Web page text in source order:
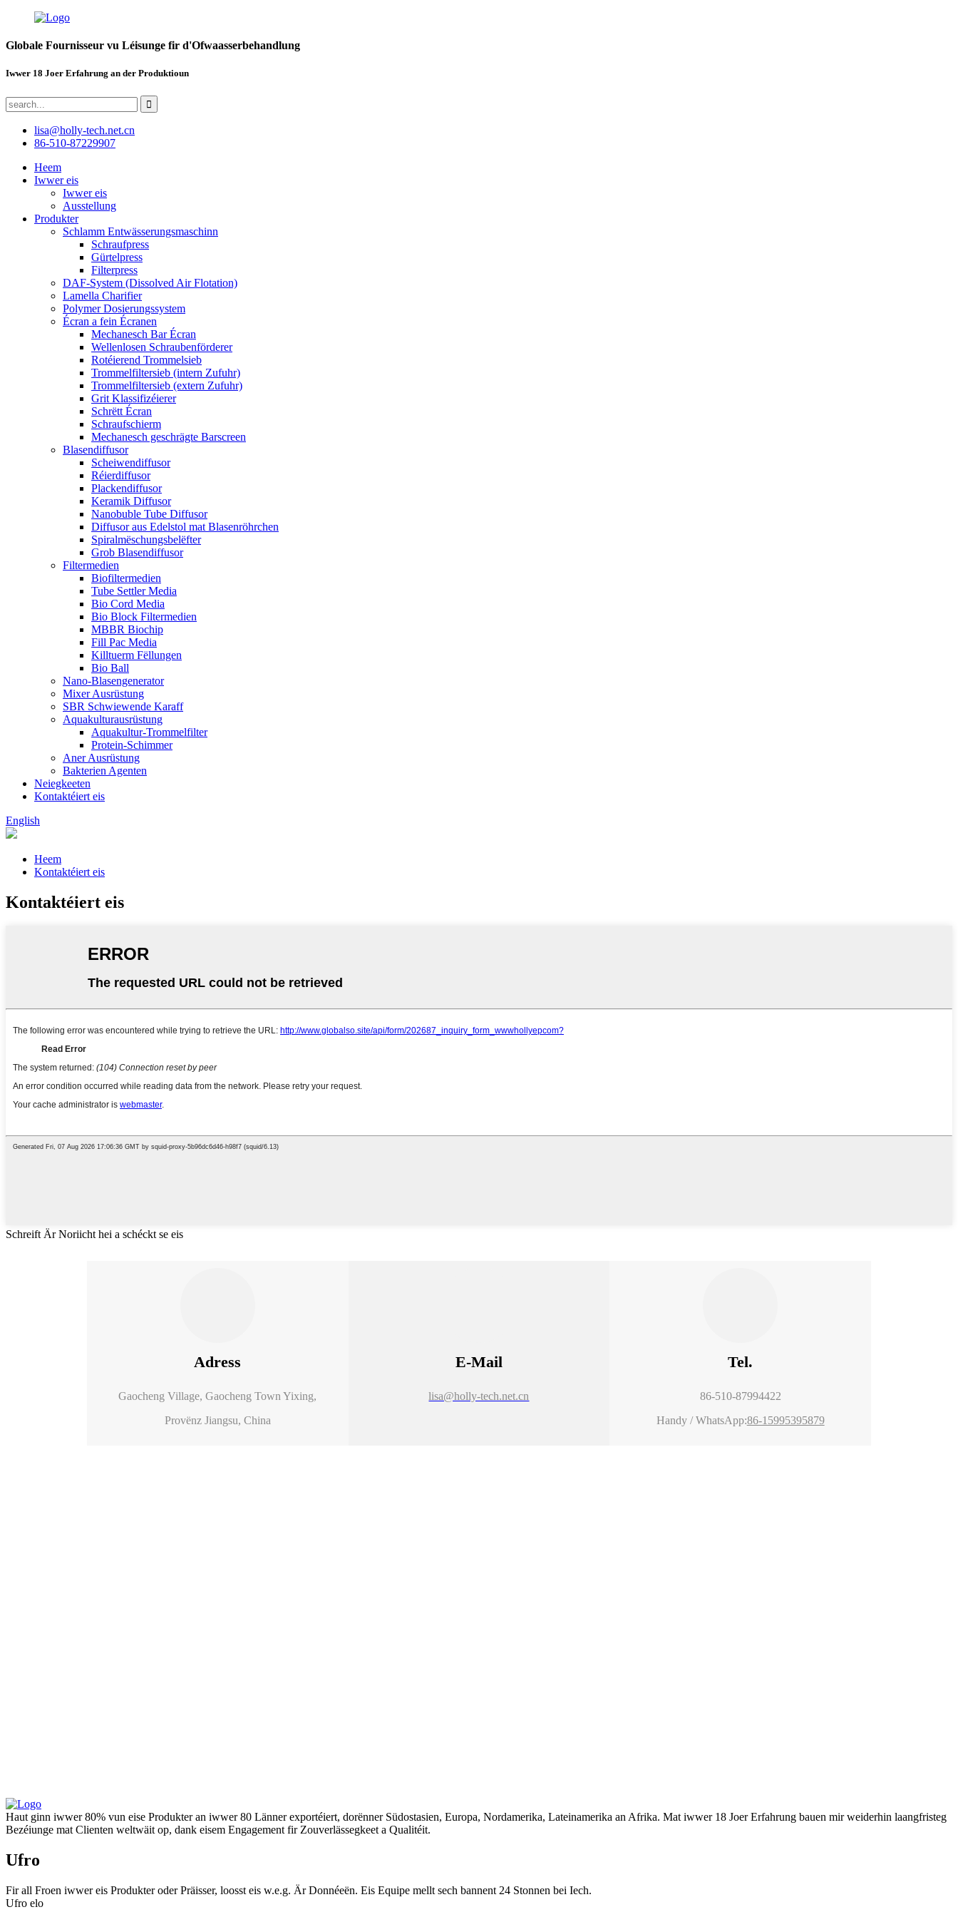
Globale Fournisseur vu Léisunge fir d'Ofwaasserbehandlung
Iwwer 18 Joer Erfahrung an der Produktioun
lisa@holly-tech.net.cn
86-510-87229907
Heem
Iwwer eis
Iwwer eis
Ausstellung
Produkter
Schlamm Entwässerungsmaschinn
Schraufpress
Gürtelpress
Filterpress
DAF-System (Dissolved Air Flotation)
Lamella Charifier
Polymer Dosierungssystem
Écran a fein Écranen
Mechanesch Bar Écran
Wellenlosen Schraubenförderer
Rotéierend Trommelsieb
Trommelfiltersieb (intern Zufuhr)
Trommelfiltersieb (extern Zufuhr)
Grit Klassifizéierer
Schrëtt Écran
Schraufschierm
Mechanesch geschrägte Barscreen
Blasendiffusor
Scheiwendiffusor
Réierdiffusor
Plackendiffusor
Keramik Diffusor
Nanobuble Tube Diffusor
Diffusor aus Edelstol mat Blasenröhrchen
Spiralmëschungsbelëfter
Grob Blasendiffusor
Filtermedien
Biofiltermedien
Tube Settler Media
Bio Cord Media
Bio Block Filtermedien
MBBR Biochip
Fill Pac Media
Killtuerm Fëllungen
Bio Ball
Nano-Blasengenerator
Mixer Ausrüstung
SBR Schwiewende Karaff
Aquakulturausrüstung
Aquakultur-Trommelfilter
Protein-Schimmer
Aner Ausrüstung
Bakterien Agenten
Neiegkeeten
Kontaktéiert eis
English
Heem
Kontaktéiert eis
Kontaktéiert eis
Schreift Är Noriicht hei a schéckt se eis
Adress
Gaocheng Village, Gaocheng Town Yixing,
Provënz Jiangsu, China
E-Mail
lisa@holly-tech.net.cn
Tel.
86-510-87994422
Handy / WhatsApp:86-15995395879
Haut ginn iwwer 80% vun eise Produkter an iwwer 80 Länner exportéiert, dorënner Südostasien, Europa, Nordamerika, Lateinamerika an Afrika. Mat iwwer 18 Joer Erfahrung bauen mir weiderhin laangfristeg
Bezéiunge mat Clienten weltwäit op, dank eisem Engagement fir Zouverlässegkeet a Qualitéit.
Ufro
Fir all Froen iwwer eis Produkter oder Präisser, loosst eis w.e.g. Är Donnéeën. Eis Equipe mellt sech bannent 24 Stonnen bei Iech.
Ufro elo